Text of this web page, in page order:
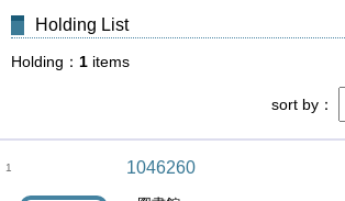
Holding List
Holding 1 items
sort by
1 1046260